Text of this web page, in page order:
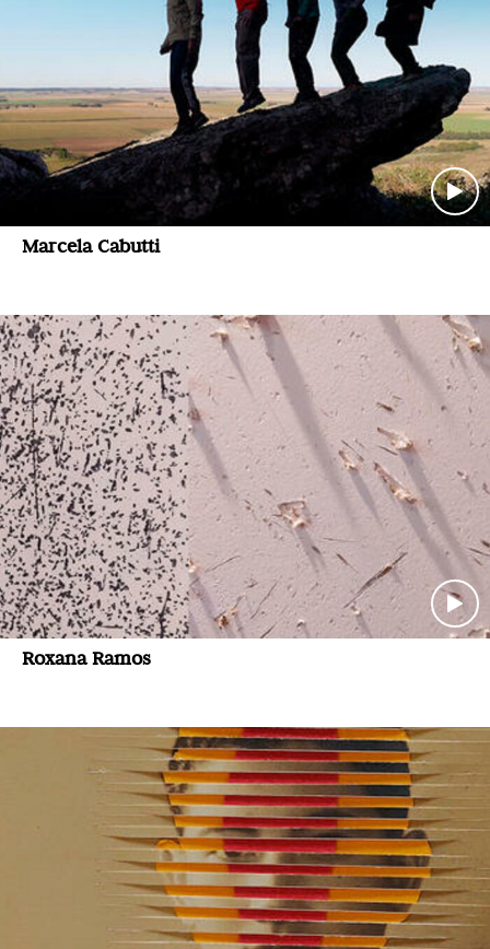
Marcela Cabutti
Roxana Ramos